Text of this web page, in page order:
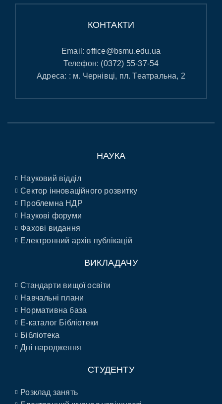
КОНТАКТИ
Email:office@bsmu.edu.ua
Телефон: (0372) 55-37-54
Адреса: : м. Чернівці, пл. Театральна, 2
НАУКА
Науковий відділ
Сектор інноваційного розвитку
Проблемна НДР
Наукові форуми
Фахові видання
Електронний архів публікацій
ВИКЛАДАЧУ
Стандарти вищої освіти
Навчальні плани
Нормативна база
E-каталог Бібліотеки
Бібліотека
Дні народження
СТУДЕНТУ
Розклад занять